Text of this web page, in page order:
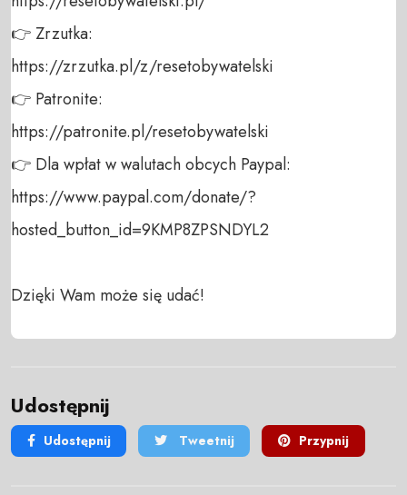
👉 Zrzutka:
https://zrzutka.pl/z/resetobywatelski
👉 Patronite:
https://patronite.pl/resetobywatelski
👉 Dla wpłat w walutach obcych Paypal:
https://www.paypal.com/donate/?
hosted_button_id=9KMP8ZPSNDYL2
Dzięki Wam może się udać!
Udostępnij
Udostępnij Tweetnij Przypnij